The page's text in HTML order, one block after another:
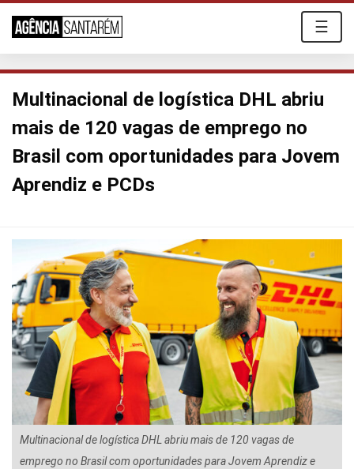
☰
Multinacional de logística DHL abriu
mais de 120 vagas de emprego no
Brasil com oportunidades para Jovem
Aprendiz e PCDs
Multinacional de logística DHL abriu mais de 120 vagas de
emprego no Brasil com oportunidades para Jovem Aprendiz e